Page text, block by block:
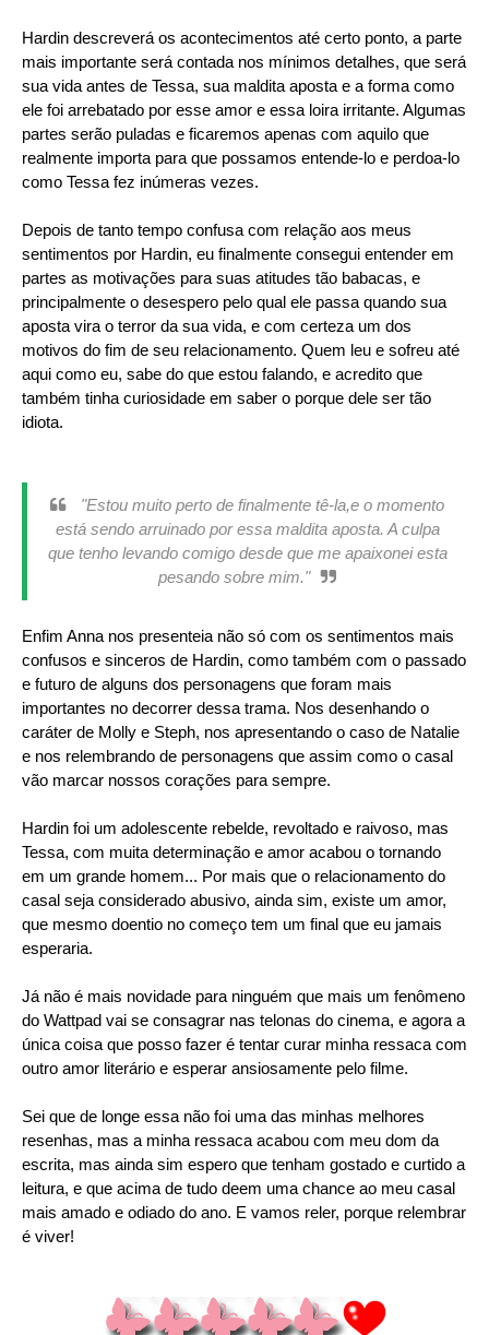
Hardin descreverá os acontecimentos até certo ponto, a parte
mais importante será contada nos mínimos detalhes, que será
sua vida antes de Tessa, sua maldita aposta e a forma como
ele foi arrebatado por esse amor e essa loira irritante. Algumas
partes serão puladas e ficaremos apenas com aquilo que
realmente importa para que possamos entende-lo e perdoa-lo
como Tessa fez inúmeras vezes.
Depois de tanto tempo confusa com relação aos meus
sentimentos por Hardin, eu finalmente consegui entender em
partes as motivações para suas atitudes tão babacas, e
principalmente o desespero pelo qual ele passa quando sua
aposta vira o terror da sua vida, e com certeza um dos
motivos do fim de seu relacionamento. Quem leu e sofreu até
aqui como eu, sabe do que estou falando, e acredito que
também tinha curiosidade em saber o porque dele ser tão
idiota.
"Estou muito perto de finalmente tê-la,e o momento
está sendo arruinado por essa maldita aposta. A culpa
que tenho levando comigo desde que me apaixonei esta
pesando sobre mim."
Enfim Anna nos presenteia não só com os sentimentos mais
confusos e sinceros de Hardin, como também com o passado
e futuro de alguns dos personagens que foram mais
importantes no decorrer dessa trama. Nos desenhando o
caráter de Molly e Steph, nos apresentando o caso de Natalie
e nos relembrando de personagens que assim como o casal
vão marcar nossos corações para sempre.
Hardin foi um adolescente rebelde, revoltado e raivoso, mas
Tessa, com muita determinação e amor acabou o tornando
em um grande homem... Por mais que o relacionamento do
casal seja considerado abusivo, ainda sim, existe um amor,
que mesmo doentio no começo tem um final que eu jamais
esperaria.
Já não é mais novidade para ninguém que mais um fenômeno
do Wattpad vai se consagrar nas telonas do cinema, e agora a
única coisa que posso fazer é tentar curar minha ressaca com
outro amor literário e esperar ansiosamente pelo filme.
Sei que de longe essa não foi uma das minhas melhores
resenhas, mas a minha ressaca acabou com meu dom da
escrita, mas ainda sim espero que tenham gostado e curtido a
leitura, e que acima de tudo deem uma chance ao meu casal
mais amado e odiado do ano. E vamos reler, porque relembrar
é viver!